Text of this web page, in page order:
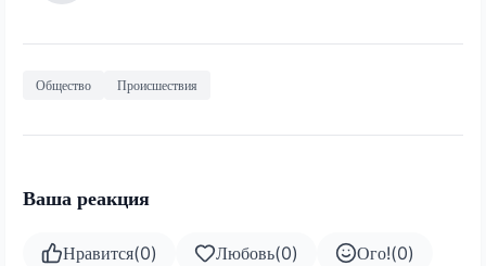
Общество Происшествия
Ваша реакция
Нравится(0) Любовь(0) Ого!(0)